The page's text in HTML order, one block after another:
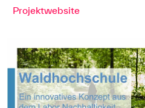
Projektwebsite